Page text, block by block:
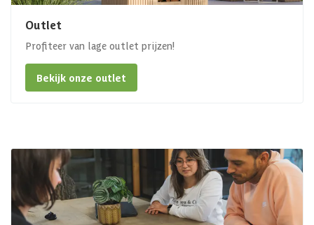
Outlet
Profiteer van lage outlet prijzen!
Bekijk onze outlet